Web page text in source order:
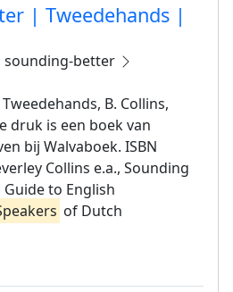
| Tweedehands |
sounding-better
B. Collins,
druk is een boek van
bij Walvaboek. ISBN
Collins e.a., Sounding
to English
of Dutch